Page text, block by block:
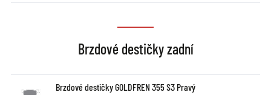
Brzdové destičky zadní
Brzdové destičky GOLDFREN 355 S3 Pravý